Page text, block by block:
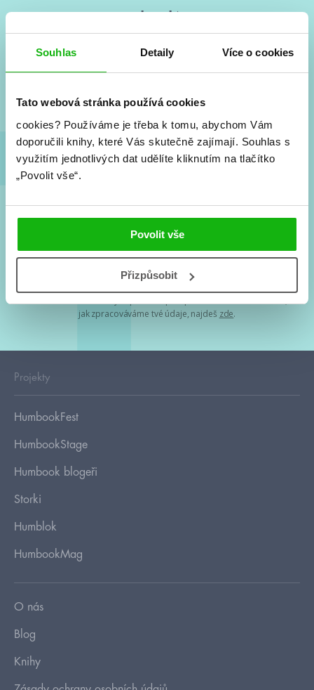
Souhlas Detaily Více o cookies
Tato webová stránka používá cookies
cookies? Používáme je třeba k tomu, abychom Vám
doporučili knihy, které Vás skutečně zajímají. Souhlas s
využitím jednotlivých dat udělíte kliknutím na tlačítko
„Povolit vše“.
Povolit vše
Přizpůsobit
Vše kolem #youngadult každý měsíc rovnou do mailu!
a seriálové adaptace a další.
Souhlasím spodmínkami zpracování osobních údajů
Tvá e-mailová adresa je u nás v bezpečí. Přečti si
jak zpracováváme tvé údaje, najdeš zde.
Projekty
HumbookFest
HumbookStage
Humbook blogeři
Storki
Humblok
HumbookMag
O nás
Blog
Knihy